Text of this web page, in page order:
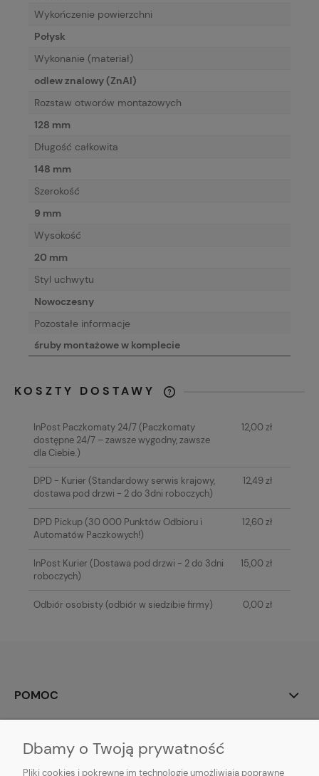
Wykończenie powierzchni
Połysk
Wykonanie (materiał)
odlew znalowy (ZnAl)
Rozstaw otworów montażowych
128 mm
Długość całkowita
148 mm
Szerokość
9 mm
Wysokość
20 mm
Styl uchwytu
Nowoczesny
Pozostałe informacje
śruby montażowe w komplecie
KOSZTY DOSTAWY
KOSZTÓW PŁATNOŚCI
InPost Paczkomaty 24/7(Paczkomaty
dostępne 24/7 – zawsze wygodny, zawsze
dla Ciebie.)
12,00 zł
DPD - Kurier(Standardowy serwis krajowy,
dostawa pod drzwi - 2 do 3dni roboczych)
12,49 zł
DPD Pickup(30 000 Punktów Odbioru i
Automatów Paczkowych!)
12,60 zł
InPost Kurier(Dostawa pod drzwi - 2 do 3dni
roboczych)
15,00 zł
Odbiór osobisty(odbiór w siedzibie firmy) 0,00 zł
POMOC
PŁATNOŚCI I DOSTAWA
Dbamy o Twoją prywatność
Pliki cookies i pokrewne im technologie umożliwiają poprawne